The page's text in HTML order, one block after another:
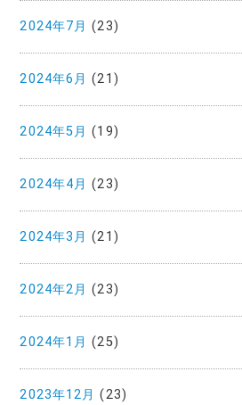
2024年7月 (23)
2024年6月 (21)
2024年5月 (19)
2024年4月 (23)
2024年3月 (21)
2024年2月 (23)
2024年1月 (25)
2023年12月 (23)